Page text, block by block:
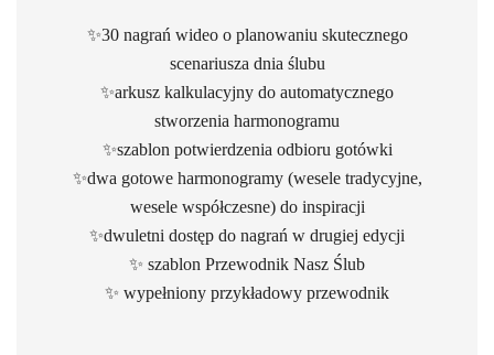
✨30 nagrań wideo o planowaniu skutecznego
scenariusza dnia ślubu
✨arkusz kalkulacyjny do automatycznego
stworzenia harmonogramu
✨szablon potwierdzenia odbioru gotówki
✨dwa gotowe harmonogramy (wesele tradycyjne,
wesele współczesne) do inspiracji
✨dwuletni dostęp do nagrań w drugiej edycji
✨ szablon Przewodnik Nasz Ślub
✨ wypełniony przykładowy przewodnik